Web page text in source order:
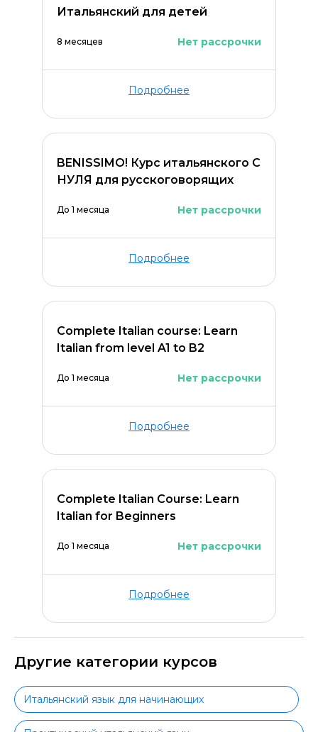
Итальянский для детей
8 месяцев Нет рассрочки
Подробнее
BENISSIMO! Курс итальянского С
НУЛЯ для русскоговорящих
До 1 месяца Нет рассрочки
Подробнее
Complete Italian course: Learn
Italian from level A1 to B2
До 1 месяца Нет рассрочки
Подробнее
Complete Italian Course: Learn
Italian for Beginners
До 1 месяца Нет рассрочки
Подробнее
Другие категории курсов
Итальянский язык для начинающих